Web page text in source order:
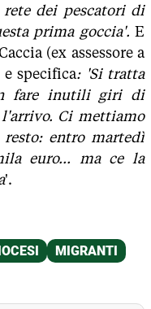
dei pescatori di
prima goccia'. E
(ex assessore a
specifica: 'Si tratta
fare inutili giri di
Ci mettiamo
entro martedì
euro... ma ce la
'.